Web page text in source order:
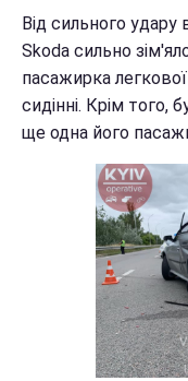
Від сильного
Skoda сильно
пасажирка
сидінні. Крім того,
ще одна його